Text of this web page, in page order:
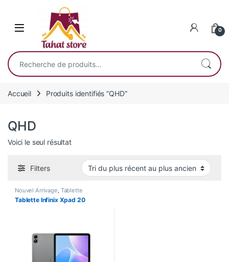
0
Recherche pour :
Accueil Produits identifiés “QHD”
QHD
Voici le seul résultat
Filters
Nouvel Arrivage, Tablette
Tablette Infinix Xpad 20